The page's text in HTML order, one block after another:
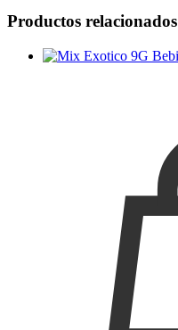
Productos relacionados